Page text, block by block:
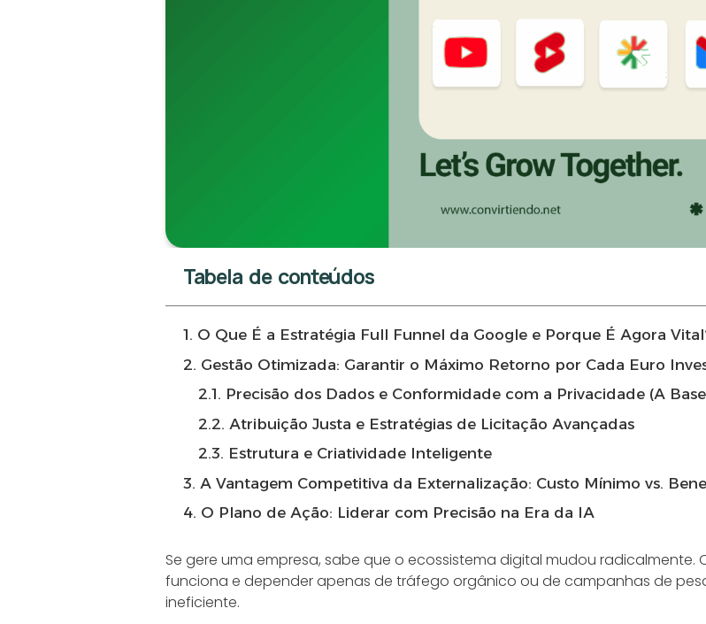
Tabela de conteúdos
1. O Que É a Estratégia Full Funnel da Google e Porque É Agora
2. Gestão Otimizada: Garantir o Máximo Retorno por Cada Euro
2.1. Precisão dos Dados e Conformidade com a Privacidade (A
2.2. Atribuição Justa e Estratégias de Licitação Avançadas
2.3. Estrutura e Criatividade Inteligente
3. A Vantagem Competitiva da Externalização: Custo Mínimo vs.
4. O Plano de Ação: Liderar com Precisão na Era da IA
Se gere uma empresa, sabe que o ecossistema digital mudou radicalmente.
funciona e depender apenas de tráfego orgânico ou de campanhas de
ineficiente.